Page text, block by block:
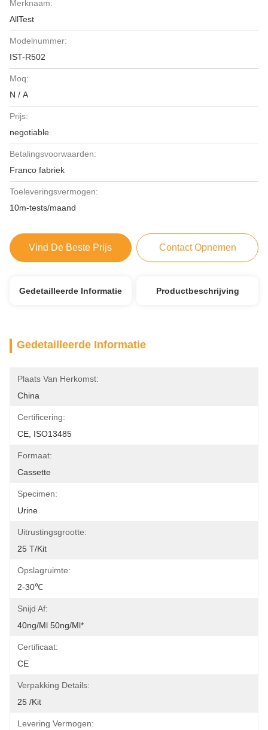
Merknaam:
AllTest
Modelnummer:
IST-R502
Moq:
N / A
Prijs:
negotiable
Betalingsvoorwaarden:
Franco fabriek
Toeleveringsvermogen:
10m-tests/maand
Vind De Beste Prijs Contact Opnemen
Gedetailleerde Informatie Productbeschrijving
Gedetailleerde Informatie
Plaats Van Herkomst:
China
Certificering:
CE, ISO13485
Formaat:
Cassette
Specimen:
Urine
Uitrustingsgrootte:
25 T/Kit
Opslagruimte:
2-30℃
Snijd Af:
40ng/ml 50ng/ml*
Certificaat:
CE
Verpakking Details:
25 /kit
Levering Vermogen: